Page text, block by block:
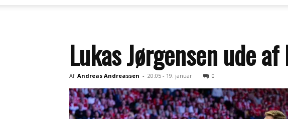
Lukas Jørgensen ude
Af Andreas Andreassen - 20:05 - 19. januar 0